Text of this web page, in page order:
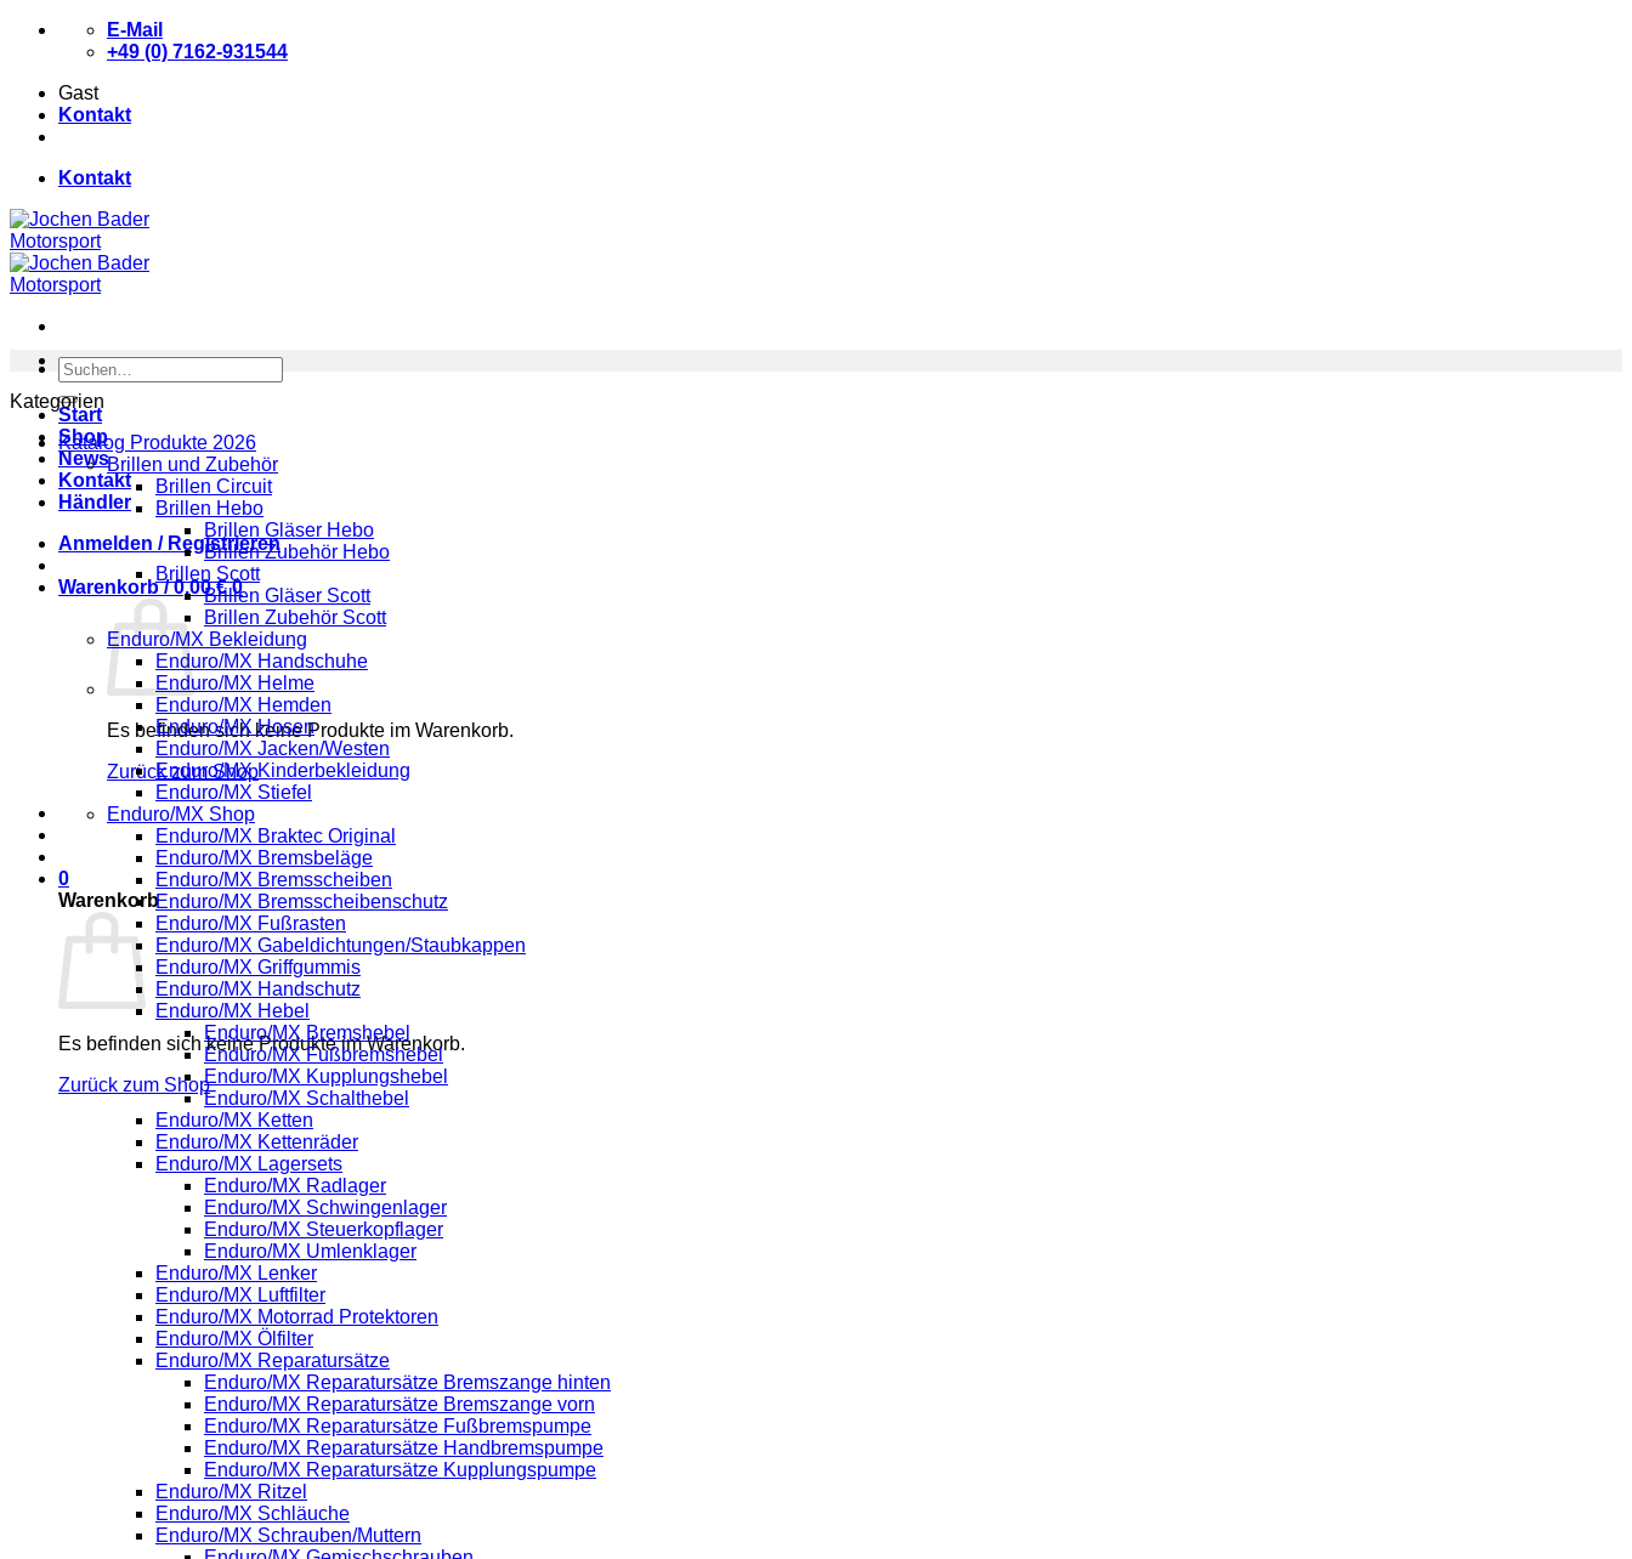
Zum
E-Mail
+49 (0) 7162-931544
Gast
Kontakt
Kontakt
Suchen
nach:
Start
Shop
News
Kontakt
Händler
Anmelden / Registrieren
Warenkorb /0,00€ 0
Es befinden sich keine Produkte im Warenkorb.
Zurück zum Shop
0
Warenkorb
Es befinden sich keine Produkte im Warenkorb.
Zurück zum Shop
Kategorien
Katalog Produkte 2026
Brillen und Zubehör
Brillen Circuit
Brillen Hebo
Brillen Gläser Hebo
Brillen Zubehör Hebo
Brillen Scott
Brillen Gläser Scott
Brillen Zubehör Scott
Enduro/MX Bekleidung
Enduro/MX Handschuhe
Enduro/MX Helme
Enduro/MX Hemden
Enduro/MX Hosen
Enduro/MX Jacken/Westen
Enduro/MX Kinderbekleidung
Enduro/MX Stiefel
Enduro/MX Shop
Enduro/MX Braktec Original
Enduro/MX Bremsbeläge
Enduro/MX Bremsscheiben
Enduro/MX Bremsscheibenschutz
Enduro/MX Fußrasten
Enduro/MX Gabeldichtungen/Staubkappen
Enduro/MX Griffgummis
Enduro/MX Handschutz
Enduro/MX Hebel
Enduro/MX Bremshebel
Enduro/MX Fußbremshebel
Enduro/MX Kupplungshebel
Enduro/MX Schalthebel
Enduro/MX Ketten
Enduro/MX Kettenräder
Enduro/MX Lagersets
Enduro/MX Radlager
Enduro/MX Schwingenlager
Enduro/MX Steuerkopflager
Enduro/MX Umlenklager
Enduro/MX Lenker
Enduro/MX Luftfilter
Enduro/MX Motorrad Protektoren
Enduro/MX Ölfilter
Enduro/MX Reparatursätze
Enduro/MX Reparatursätze Bremszange hinten
Enduro/MX Reparatursätze Bremszange vorn
Enduro/MX Reparatursätze Fußbremspumpe
Enduro/MX Reparatursätze Handbremspumpe
Enduro/MX Reparatursätze Kupplungspumpe
Enduro/MX Ritzel
Enduro/MX Schläuche
Enduro/MX Schrauben/Muttern